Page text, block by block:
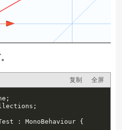
复制 全屏
: MonoBehaviour {